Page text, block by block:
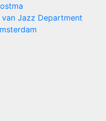
van Jazz Department